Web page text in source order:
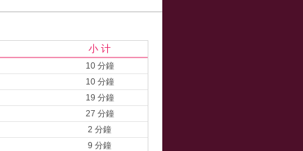
小 计
10 分鐘
10 分鐘
19 分鐘
27 分鐘
2 分鐘
9 分鐘